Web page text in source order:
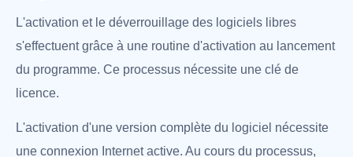
L'activation et le déverrouillage des logiciels libres
s'effectuent grâce à une routine d'activation au lancement
du programme. Ce processus nécessite une clé de
licence.
L'activation d'une version complète du logiciel nécessite
une connexion Internet active. Au cours du processus,